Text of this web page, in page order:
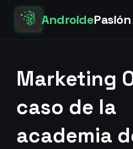
AndroidePasión
Marketing
caso de la
academia